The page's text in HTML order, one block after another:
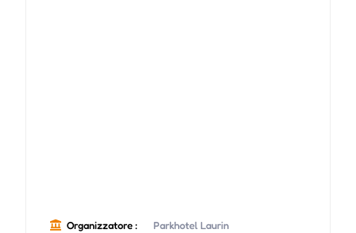
Organizzatore :
Parkhotel Laurin